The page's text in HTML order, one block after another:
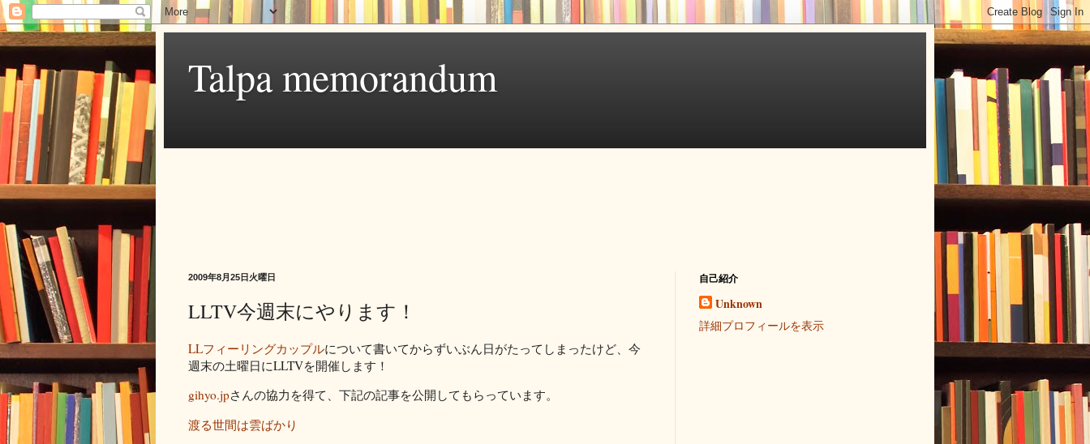
Talpa memorandum
2009年8月25日火曜日
LLTV今週末にやります！
LLフィーリングカップルについて書いてからずいぶん日がたってしまったけど、今
週末の土曜日にLLTVを開催します！
gihyo.jpさんの協力を得て、下記の記事を公開してもらっています。
渡る世間は雲ばかり
自己紹介
Unknown
詳細プロフィールを表示